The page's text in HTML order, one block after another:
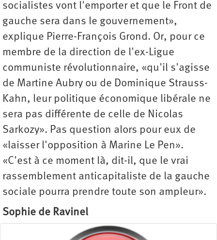
socialistes vont l'emporter et que le Front de
gauche sera dans le gouvernement»,
explique Pierre-François Grond. Or, pour ce
membre de la direction de l'ex-Ligue
communiste révolutionnaire, «qu'il s'agisse
de Martine Aubry ou de Dominique Strauss-
Kahn, leur politique économique libérale ne
sera pas différente de celle de Nicolas
Sarkozy». Pas question alors pour eux de
«laisser l'opposition à Marine Le Pen».
«C'est à ce moment là, dit-il, que le vrai
rassemblement anticapitaliste de la gauche
sociale pourra prendre toute son ampleur».
Sophie de Ravinel